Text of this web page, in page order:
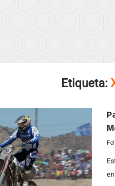
Etiqueta: